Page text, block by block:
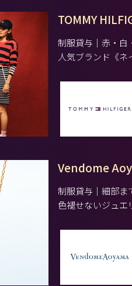
TOMMY
制服貸与｜赤・白
人気ブランド《ネ
Vendome
制服貸与｜細部ま
色褪せないジュエ